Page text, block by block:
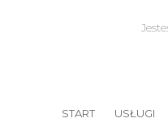
START USŁUGI